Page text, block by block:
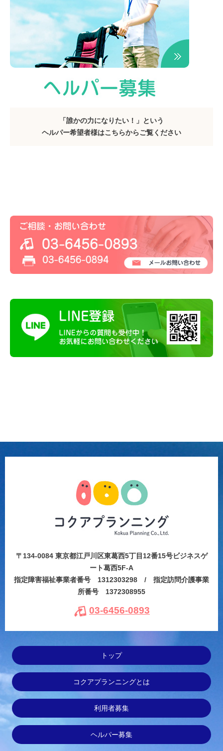
「誰かの力になりたい！」という
ヘルパー希望者様はこちらからご覧ください
〒134-0084 東京都江戸川区東葛西5丁目12番15号ビジネスゲ
ート葛西5F-A
指定障害福祉事業者番号 1312303298 / 指定訪問介護事業
所番号 1372308955
03-6456-0893
トップ
コクアプランニングとは
利用者募集
ヘルパー募集